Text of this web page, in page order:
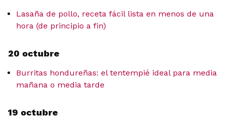
Lasaña de pollo, receta fácil lista en menos de una
hora (de principio a fin)
20 octubre
Burritas hondureñas: el tentempié ideal para media
mañana o media tarde
19 octubre